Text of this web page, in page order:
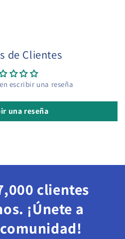
de Clientes
escribir una reseña
una reseña
clientes
¡Únete a